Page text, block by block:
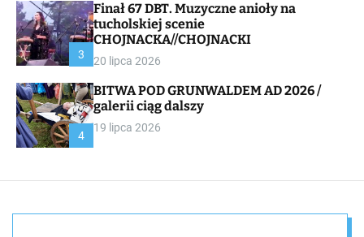
3
Finał 67 DBT. Muzyczne anioły na
tucholskiej scenie
CHOJNACKA//CHOJNACKI
20 lipca 2026
4
BITWA POD GRUNWALDEM AD 2026 /
galerii ciąg dalszy
19 lipca 2026